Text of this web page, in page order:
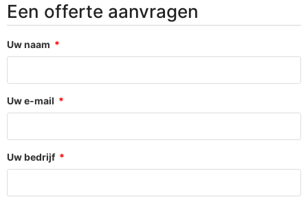
Een offerte aanvragen
Uw naam
Uw e-mail
Uw bedrijf